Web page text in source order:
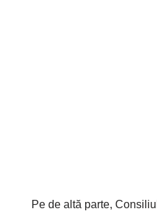
Pe de altă parte,